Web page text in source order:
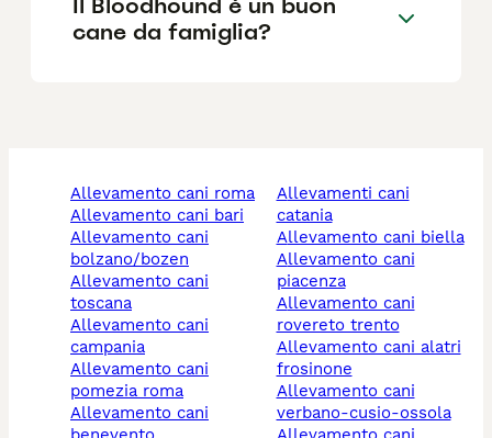
cane da famiglia?
allevamento cani roma
allevamento cani bari
allevamento cani
bolzano/bozen
allevamento cani
toscana
allevamento cani
campania
allevamento cani
pomezia roma
allevamento cani
allevamenti cani
catania
allevamento cani biella
allevamento cani
piacenza
allevamento cani
rovereto trento
allevamento cani alatri
frosinone
allevamento cani
verbano-cusio-ossola